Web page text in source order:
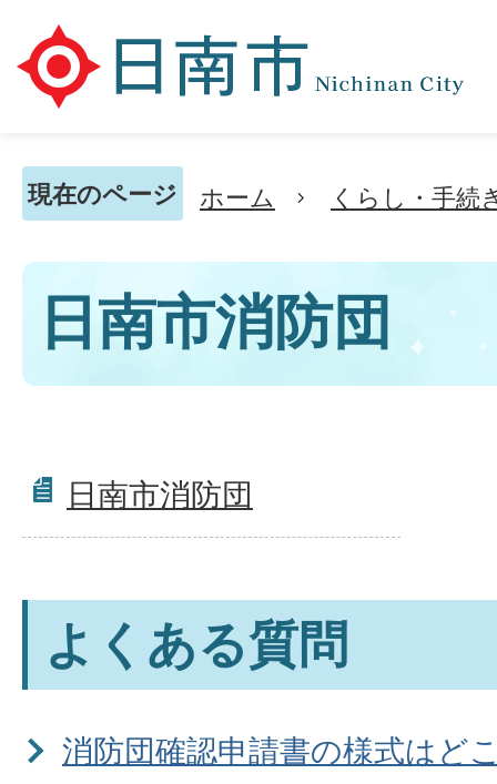
現在のページ ホーム くらし・手続
日南市消防団
日南市消防団
よくある質問
消防団確認申請書の様式はど